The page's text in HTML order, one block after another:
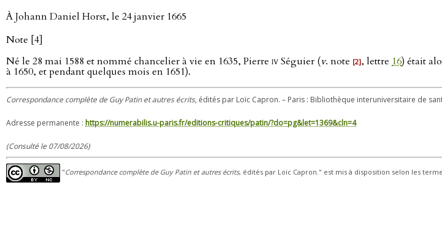
À Johann Daniel Horst, le 24 janvier 1665
Note [4]
Né le 28 mai 1588 et nommé chancelier à vie en 1635, Pierre ivSéguier (v. note [2], lettre 16) était
à 1650, et pendant quelques mois en 1651).
Correspondance complète de Guy Patin et autres écrits, édités par Loïc Capron. – Paris : Bibliothèque interuniversitaire de
Adresse permanente : https://numerabilis.u-paris.fr/editions-critiques/patin/?do=pg&let=1369&cln=4
(Consulté le 07/08/2026)
"Correspondance complète de Guy Patin et autres écrits, édités par Loïc Capron." est mis à disposition selon les